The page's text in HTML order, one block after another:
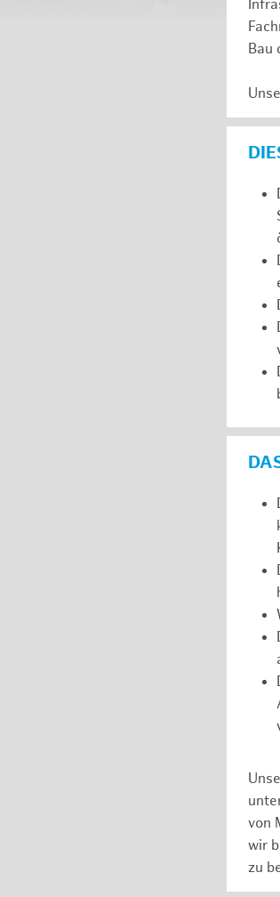
Bau
von
wir
zu